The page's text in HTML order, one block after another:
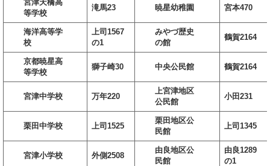
宮津天橋高
等学校
滝馬23 暁星幼稚園 宮本470
海洋高等学
校
上司1567
の1
みやづ歴史
の館
鶴賀2164
京都暁星高
等学校
獅子崎30 中央公民館 鶴賀2164
宮津中学校 万年220
上宮津地区
公民館
小田231
栗田中学校 上司1525
栗田地区公
民館
上司1345
宮津小学校 外側2508
由良地区公
民館
由良1289
の1